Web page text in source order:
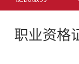
职业资格